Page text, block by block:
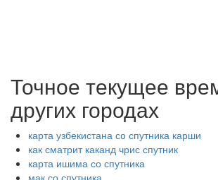
Точное текущее
других городах
карта узбекистана со спутника карши
как сматрит каканд чрис спутник
карта ишима со спутника
мак со спутника